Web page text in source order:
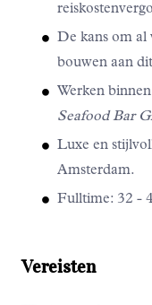
De kans om al
bouwen aan
Werken
Seafood Bar
Luxe en
Amsterdam.
Fulltime: 32 -
Vereisten